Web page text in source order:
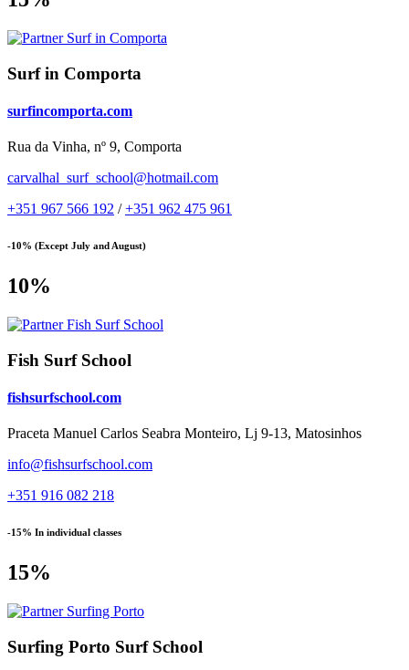
Surf in Comporta
surfincomporta.com
Rua da Vinha, nº 9, Comporta
carvalhal_surf_school@hotmail.com
+351 967 566 192 /+351 962 475 961
-10% (Except July and August)
10%
Fish Surf School
fishsurfschool.com
Praceta Manuel Carlos Seabra Monteiro, Lj 9-13, Matosinhos
info@fishsurfschool.com
+351 916 082 218
-15% In individual classes
15%
Surfing Porto Surf School